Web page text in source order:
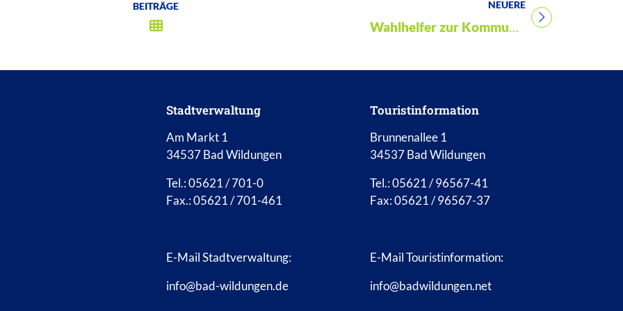
BEITRÄGE NEUERE
Titel für Beitrag
Wahlhelfer zur Kommunalwahl am 15. März gesucht
Stadtverwaltung
Am Markt 1
34537 Bad Wildungen
Tel.: 05621 / 701-0
Fax.: 05621 / 701-461
E-Mail Stadtverwaltung:
info@bad-wildungen.de
Touristinformation
Brunnenallee 1
34537 Bad Wildungen
Tel.: 05621 / 96567-41
Fax: 05621 / 96567-37
E-Mail Touristinformation:
info@badwildungen.net